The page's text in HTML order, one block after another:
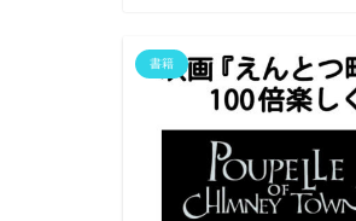
書籍